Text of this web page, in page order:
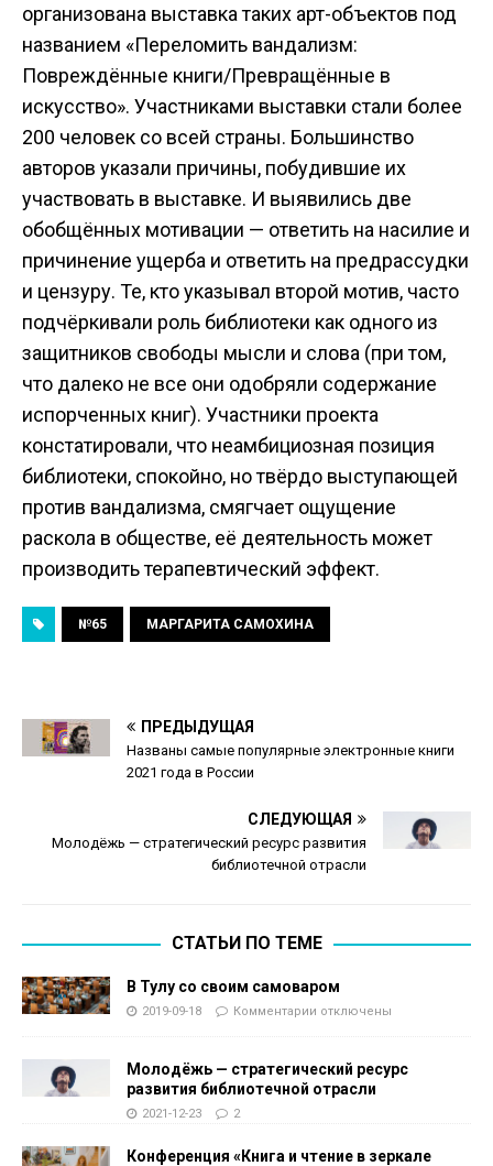
организована выставка таких арт-объектов под
названием «Переломить вандализм:
Повреждённые книги/Превращённые в
искусство». Участниками выставки стали более
200 человек со всей страны. Большинство
авторов указали причины, побудившие их
участвовать в выставке. И выявились две
обобщённых мотивации — ответить на насилие и
причинение ущерба и ответить на предрассудки
и цензуру. Те, кто указывал второй мотив, часто
подчёркивали роль библиотеки как одного из
защитников свободы мысли и слова (при том,
что далеко не все они одобряли содержание
испорченных книг). Участники проекта
констатировали, что неамбициозная позиция
библиотеки, спокойно, но твёрдо выступающей
против вандализма, смягчает ощущение
раскола в обществе, её деятельность может
производить терапевтический эффект.
№65 МАРГАРИТА САМОХИНА
ПРЕДЫДУЩАЯ
Названы самые популярные электронные книги
2021 года в России
СЛЕДУЮЩАЯ
Молодёжь — стратегический ресурс развития
библиотечной отрасли
СТАТЬИ ПО ТЕМЕ
В Тулу со своим самоваром
2019-09-18 Комментарии отключены
Молодёжь — стратегический ресурс
развития библиотечной отрасли
2021-12-23 2
Конференция «Книга и чтение в зеркале